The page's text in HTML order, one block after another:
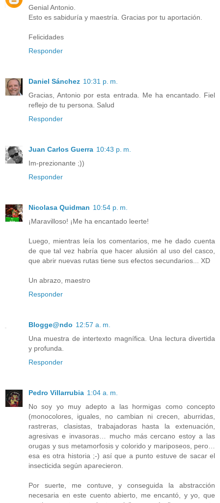
Genial Antonio.
Esto es sabiduría y maestría. Gracias por tu aportación.
Felicidades
Responder
Daniel Sánchez 10:31 p. m.
Gracias, Antonio por esta entrada. Me ha encantado. Fiel
reflejo de tu persona. Salud
Responder
Juan Carlos Guerra 10:43 p. m.
Im-prezionante ;))
Responder
Nicolasa Quidman 10:54 p. m.
¡Maravilloso! ¡Me ha encantado leerte!
Luego, mientras leía los comentarios, me he dado cuenta
de que tal vez habría que hacer alusión al uso del casco,
que abrir nuevas rutas tiene sus efectos secundarios... XD
Un abrazo, maestro
Responder
Blogge@ndo 12:57 a. m.
Una muestra de intertexto magnífica. Una lectura divertida
y profunda.
Responder
Pedro Villarrubia 1:04 a. m.
No soy yo muy adepto a las hormigas como concepto
(monocolores, iguales, no cambian ni crecen, aburridas,
rastreras, clasistas, trabajadoras hasta la extenuación,
agresivas e invasoras… mucho más cercano estoy a las
orugas y sus metamorfosis y colorido y mariposeos, pero…
esa es otra historia ;-) así que a punto estuve de sacar el
insecticida según aparecieron.
Por suerte, me contuve, y conseguida la abstracción
necesaria en este cuento abierto, me encantó, y yo, que